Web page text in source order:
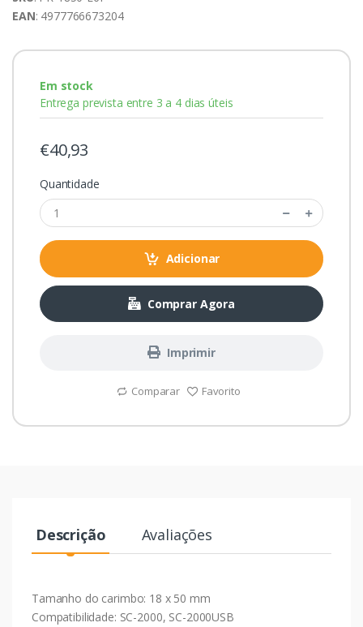
EAN: 4977766673204
Em stock
Entrega prevista entre 3 a 4 dias úteis
€40,93
Quantidade
Adicionar
Comprar Agora
Imprimir
Comparar Favorito
Descrição Avaliações
Tamanho do carimbo: 18 x 50 mm
Compatibilidade: SC-2000, SC-2000USB